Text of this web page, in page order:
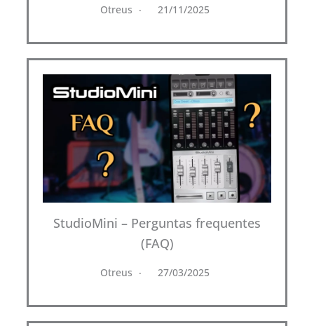
Otreus 21/11/2025
StudioMini – Perguntas frequentes
(FAQ)
Otreus 27/03/2025